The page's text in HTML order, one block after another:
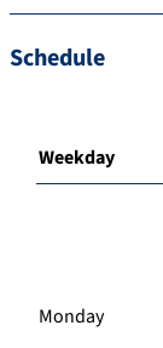
Schedule
Weekday
Monday